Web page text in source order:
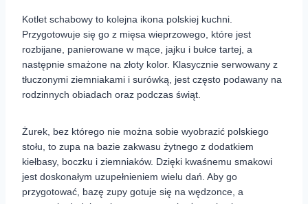
Kotlet schabowy to kolejna ikona polskiej kuchni.
Przygotowuje się go z mięsa wieprzowego, które jest
rozbijane, panierowane w mące, jajku i bułce tartej, a
następnie smażone na złoty kolor. Klasycznie serwowany z
tłuczonymi ziemniakami i surówką, jest często podawany na
rodzinnych obiadach oraz podczas świąt.
Żurek, bez którego nie można sobie wyobrazić polskiego
stołu, to zupa na bazie zakwasu żytnego z dodatkiem
kiełbasy, boczku i ziemniaków. Dzięki kwaśnemu smakowi
jest doskonałym uzupełnieniem wielu dań. Aby go
przygotować, bazę zupy gotuje się na wędzonce, a